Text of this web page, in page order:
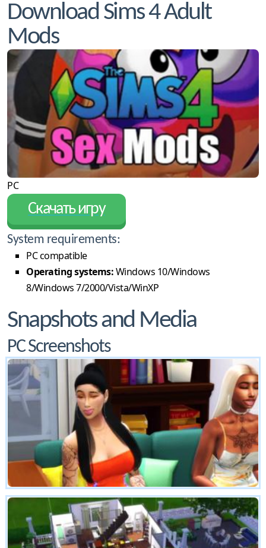
Download Sims 4 Adult
Mods
PC
Скачать игру
System requirements:
PC compatible
Operating systems:Windows 10/Windows
8/Windows 7/2000/Vista/WinXP
Snapshots and Media
PC Screenshots